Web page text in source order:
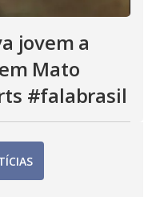
jovem a
Mato
#falabrasil